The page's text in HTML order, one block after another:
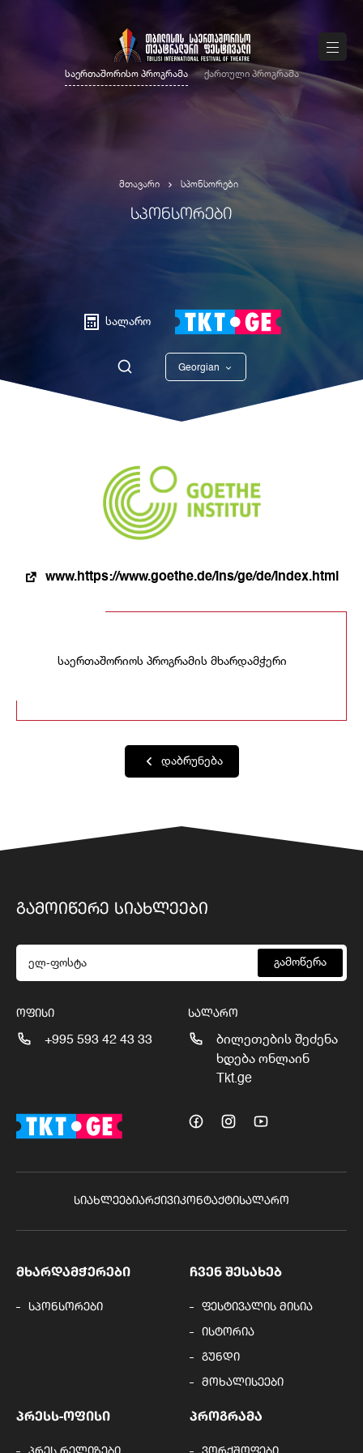
საერთაშორისო პროგრამა ქართული პროგრამა
მთავარი სპონსორები
ᲡᲞᲝᲜᲡᲝᲠᲔᲑᲘ
სალარო
Georgian
www.https://www.goethe.de/ins/ge/de/index.html
საერთაშორიოს პროგრამის მხარდამჭერი
დაბრუნება
ᲒᲐᲛᲝᲘᲬᲔᲠᲔ ᲡᲘᲐᲮᲚᲔᲔᲑᲘ
გამოწერა
ᲝᲤᲘᲡᲘ
+995 593 42 43 33
ᲡᲐᲚᲐᲠᲝ
ბილეთების შეძენა
ხდება ონლაინ
Tkt.ge
ᲡᲘᲐᲮᲚᲔᲔᲑᲘᲐᲠᲥᲘᲕᲘᲙᲝᲜᲢᲐᲥᲢᲘᲡᲐᲚᲐᲠᲝ
ᲛᲮᲐᲠᲓᲐᲛᲭᲔᲠᲔᲑᲘ
სპონსორები
ᲩᲕᲔᲜ ᲨᲔᲡᲐᲮᲔᲑ
ფესტივალის მისია
ისტორია
გუნდი
მოხალისეები
ᲞᲠᲔᲡᲡ-ᲝᲤᲘᲡᲘ ᲞᲠᲝᲒᲠᲐᲛᲐ